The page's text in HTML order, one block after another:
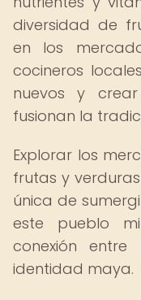
diversidad de
en los
cocineros
nuevos y
fusionan la
Explorar los
frutas y
única de
este pueblo
conexión
identidad maya.